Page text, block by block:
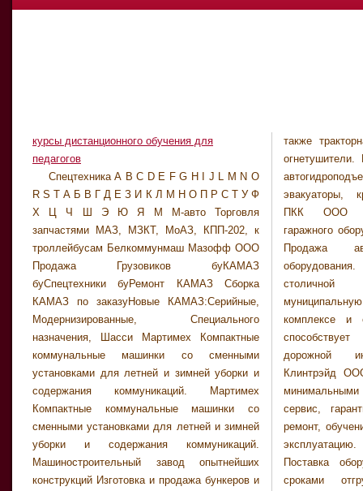
курсы дистанционного обучения для
педагогов
Спецтехника A B C D E F G H I J L M N O
R S T А Б В Г Д Е З И К Л М Н О П Р С Т У Ф
Х Ц Ч Ш Э Ю Я М М-авто Торговля
запчастями МАЗ, МЗКТ, МоАЗ, КПП-202, к
троллейбусам Белкоммунмаш Мазофф ООО
Продажа Грузовиков буКАМАЗ
буСпецтехники буРемонт КАМАЗ Сборка
КАМАЗ по заказуНовые КАМАЗ:Серийные,
Модернизированные, Специального
назначения, Шасси Мартимех Компактные
коммунальные машинки со сменными
установками для летней и зимней уборки и
содержания коммуникаций. Мартимех
Компактные коммунальные машинки со
сменными установками для летней и зимней
уборки и содержания коммуникаций.
Машиностроительный завод опытнейших
конструкций Изготовка и продажа бункеров и
также
огнетушители.
автогидроподъемники, автосамосвалы,
эвакуаторы, кран-манипуляторы. Механик
ПКК ООО Продажа автосервисного,
гаражного оборудования. Механик ПКК ООО
Продажа автосервисного, гаражного
оборудования. Министерство транспорта
столичной области Осуществляет
муниципальную политику в транспортном
комплексе и сфере связи Подмосковья,
способствует развитию транспортно-
дорожной инфраструктуры. Минитэкс
Клинтрэйд ООО Поставка оборудования с
минимальными сроками отгрузки. Сервисное
сервис, гарантийный и пост гарантийный
ремонт, обучение песонала и ввод машин в
эксплуатацию. Минитэкс Клинтрэйд ООО
Поставка оборудования с минимальными
сроками отгрузки. Сервисное сервис,
сельскохозяйственного комплекса:
бульдозеры, баровые машинки,
трубоукладчики, коммунальная техника на
разных типах тракторов. МосТрансГруп
Перевозки грузов по Москве и РФ.
Транспортная компания. Газель, Бычок, ЗИЛ,
МАЗ, фуры, машинки с гидроломатой.
Грузики. Переезд: квартирный переезд,
даный переезд, офисный переезд. «Макси-
Транс» Региональные перевозки грузов.
Доставка, страхование, сопровождение
груза. Москва, Санкт-Петербург, Черноземье,
Поволжье, Юг, Север, Урал, Сибирь, Далекий